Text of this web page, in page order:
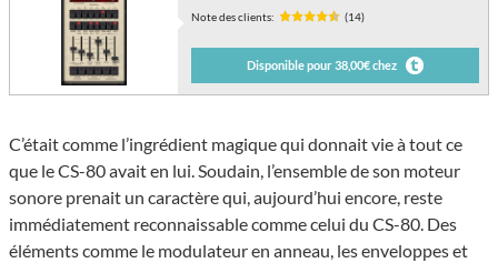
Note des clients: (14)
Disponible pour 38,00€ chez
C’était comme l’ingrédient magique qui donnait vie à tout ce
que le CS-80 avait en lui. Soudain, l’ensemble de son moteur
sonore prenait un caractère qui, aujourd’hui encore, reste
immédiatement reconnaissable comme celui du CS-80. Des
éléments comme le modulateur en anneau, les enveloppes et